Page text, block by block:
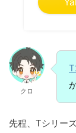
クロ
先程、Tシリー